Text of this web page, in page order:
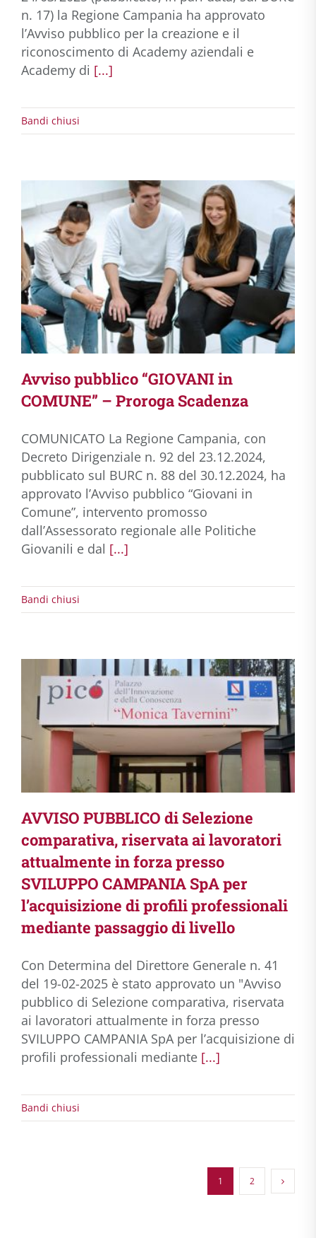
n. 17) la Regione Campania ha approvato
l’Avviso pubblico per la creazione e il
riconoscimento di Academy aziendali e
Academy di [...]
Bandi chiusi
Avviso pubblico “GIOVANI in
COMUNE” – Proroga Scadenza
COMUNICATO La Regione Campania, con
Decreto Dirigenziale n. 92 del 23.12.2024,
pubblicato sul BURC n. 88 del 30.12.2024, ha
approvato l’Avviso pubblico “Giovani in
Comune”, intervento promosso
dall’Assessorato regionale alle Politiche
Giovanili e dal [...]
Bandi chiusi
AVVISO PUBBLICO di Selezione
comparativa, riservata ai lavoratori
attualmente in forza presso
SVILUPPO CAMPANIA SpA per
l’acquisizione di profili professionali
mediante passaggio di livello
Con Determina del Direttore Generale n. 41
del 19-02-2025 è stato approvato un "Avviso
pubblico di Selezione comparativa, riservata
ai lavoratori attualmente in forza presso
SVILUPPO CAMPANIA SpA per l’acquisizione di
profili professionali mediante [...]
Bandi chiusi
1 2